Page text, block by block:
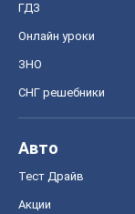
ГДЗ
Онлайн уроки
ЗНО
СНГ решебники
Авто
Тест Драйв
Акции